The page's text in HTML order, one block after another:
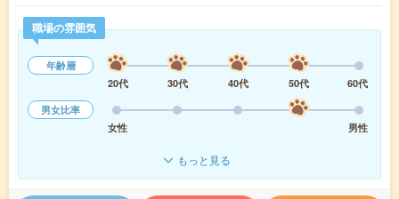
職場の雰囲気
年齢層
20代
30代 40代 50代
60代
男女比率
女性
男性
もっと見る